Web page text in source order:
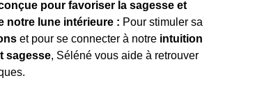
pour favoriser la sagesse et
notre lune intérieure : Pour stimuler sa
et pour se connecter à notre intuition
sagesse, Séléné vous aide à retrouver